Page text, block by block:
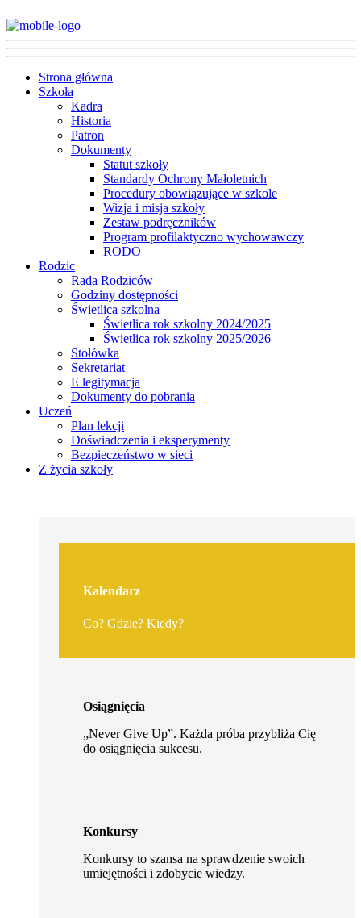
Strona główna
Szkoła
Kadra
Historia
Patron
Dokumenty
Statut szkoły
Standardy Ochrony Małoletnich
Procedury obowiązujące w szkole
Wizja i misja szkoły
Zestaw podręczników
Program profilaktyczno wychowawczy
RODO
Rodzic
Rada Rodziców
Godziny dostępności
Świetlica szkolna
Świetlica rok szkolny 2024/2025
Świetlica rok szkolny 2025/2026
Stołówka
Sekretariat
E legitymacja
Dokumenty do pobrania
Uczeń
Plan lekcji
Doświadczenia i eksperymenty
Bezpieczeństwo w sieci
Z życia szkoły
Kalendarz
Co? Gdzie? Kiedy?
Osiągnięcia
„Never Give Up”. Każda próba przybliża Cię
do osiągnięcia sukcesu.
Konkursy
Konkursy to szansa na sprawdzenie swoich
umiejętności i zdobycie wiedzy.